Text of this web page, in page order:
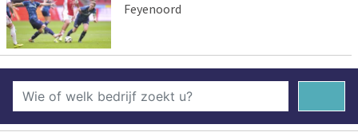
Feyenoord